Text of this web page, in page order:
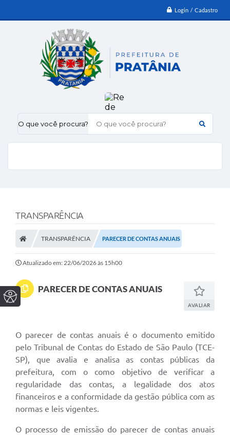
Login / Cadastro
O que você procura?
TRANSPARÊNCIA
TRANSPARÊNCIA PARECER DE CONTAS ANUAIS
Atualizado em: 22/06/2026 às 15h00
PARECER DE CONTAS ANUAIS
AVALIAR
O parecer de contas anuais é o documento emitido
pelo Tribunal de Contas do Estado de São Paulo (TCE-
SP), que avalia e analisa as contas públicas da
prefeitura, com o como objetivo de verificar a
regularidade das contas, a legalidade dos atos
financeiros e a conformidade da gestão pública com as
normas e leis vigentes.
O processo de emissão do parecer de contas anuais